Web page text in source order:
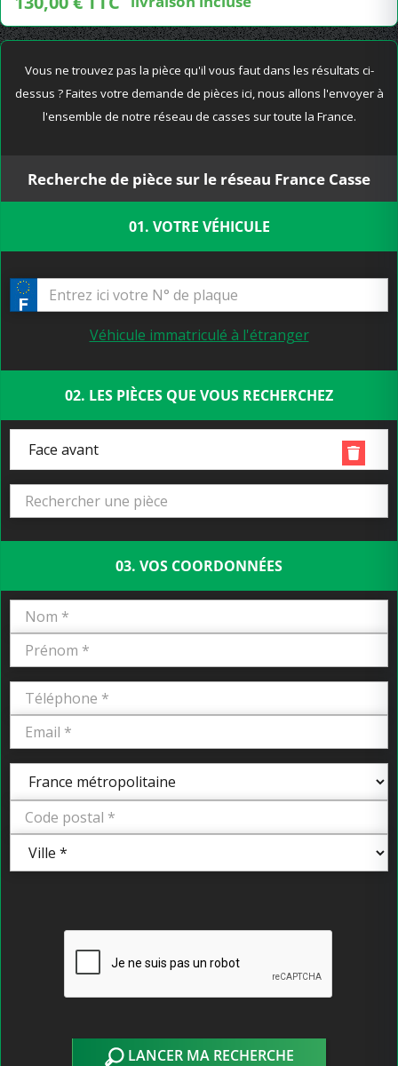
Vous ne trouvez pas la pièce qu'il vous faut dans les résultats ci-
dessus ? Faites votre demande de pièces ici, nous allons l'envoyer à
l'ensemble de notre réseau de casses sur toute la France.
Recherche de pièce sur le réseau France Casse
01. VOTRE VÉHICULE
Véhicule immatriculé à l'étranger
02. LES PIÈCES QUE VOUS RECHERCHEZ
Face avant
03. VOS COORDONNÉES
LANCER MA RECHERCHE